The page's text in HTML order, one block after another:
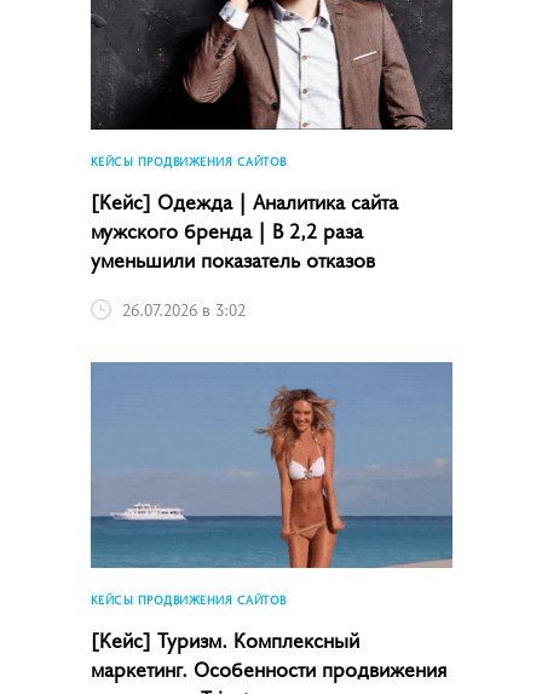
КЕЙСЫ ПРОДВИЖЕНИЯ САЙТОВ
[Кейс] Одежда | Аналитика сайта
мужского бренда | В 2,2 раза
уменьшили показатель отказов
26.07.2026 в 3:02
КЕЙСЫ ПРОДВИЖЕНИЯ САЙТОВ
[Кейс] Туризм. Комплексный
маркетинг. Особенности продвижения